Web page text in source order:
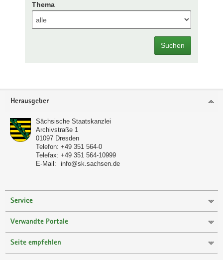
Thema
Suchen
Footer-
Herausgeber
Sächsische Staatskanzlei
Archivstraße 1
01097 Dresden
Telefon: +49 351 564-0
Telefax: +49 351 564-10999
E-Mail:
info@sk.sachsen.de
Service
Verwandte Portale
Seite empfehlen